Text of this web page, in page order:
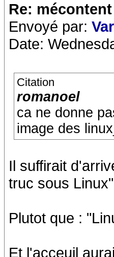
Re:
Envoyé par:
Date:
Citation
romanoel
ca ne donne
image des
Il suffirait
truc sous Linux"
Plutot que :
Et l'acceuil